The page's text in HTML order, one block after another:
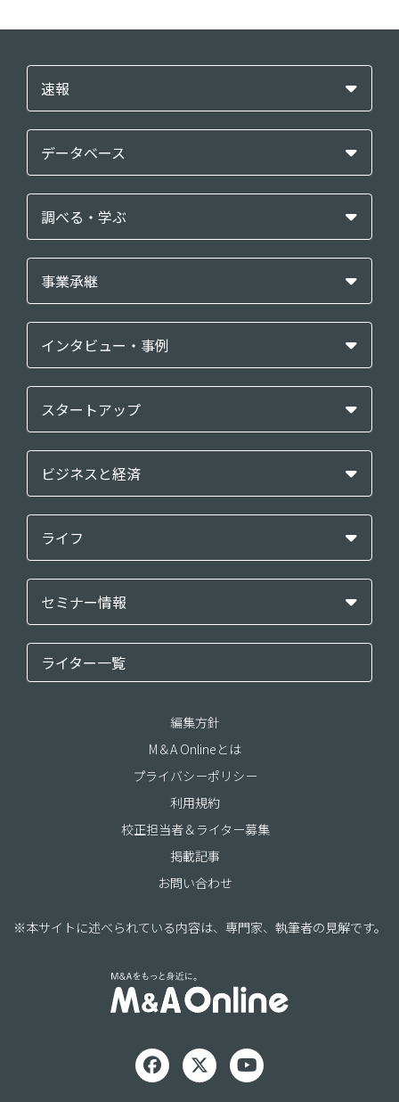
速報
データベース
調べる・学ぶ
事業承継
インタビュー・事例
スタートアップ
ビジネスと経済
ライフ
セミナー情報
ライター一覧
編集方針
M＆A Onlineとは
プライバシーポリシー
利用規約
校正担当者＆ライター募集
掲載記事
お問い合わせ
※本サイトに述べられている内容は、専門家、執筆者の見解です。